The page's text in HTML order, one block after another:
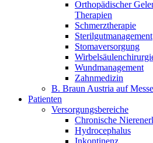
Produkt-Katalog
Finden Sie das Produkt, nach
den B. Braun Produktkatalog mit
Innovation Hub
Lassen Sie uns gemeinsam
Medizintechnik vorantreiben.
Innovationszentrum und
Orthopädischer
Therapien
Schmerztherapie
Sterilgutmanagement
Stomaversorgung
Wundmanagement
Zahnmedizin
B. Braun Austria auf
Patienten
Versorgungsbereiche
Chronische
Hydrocephalus
Inkontinenz